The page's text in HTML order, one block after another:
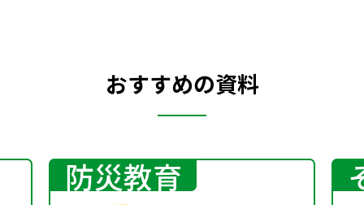
おすすめの資料
防災教育